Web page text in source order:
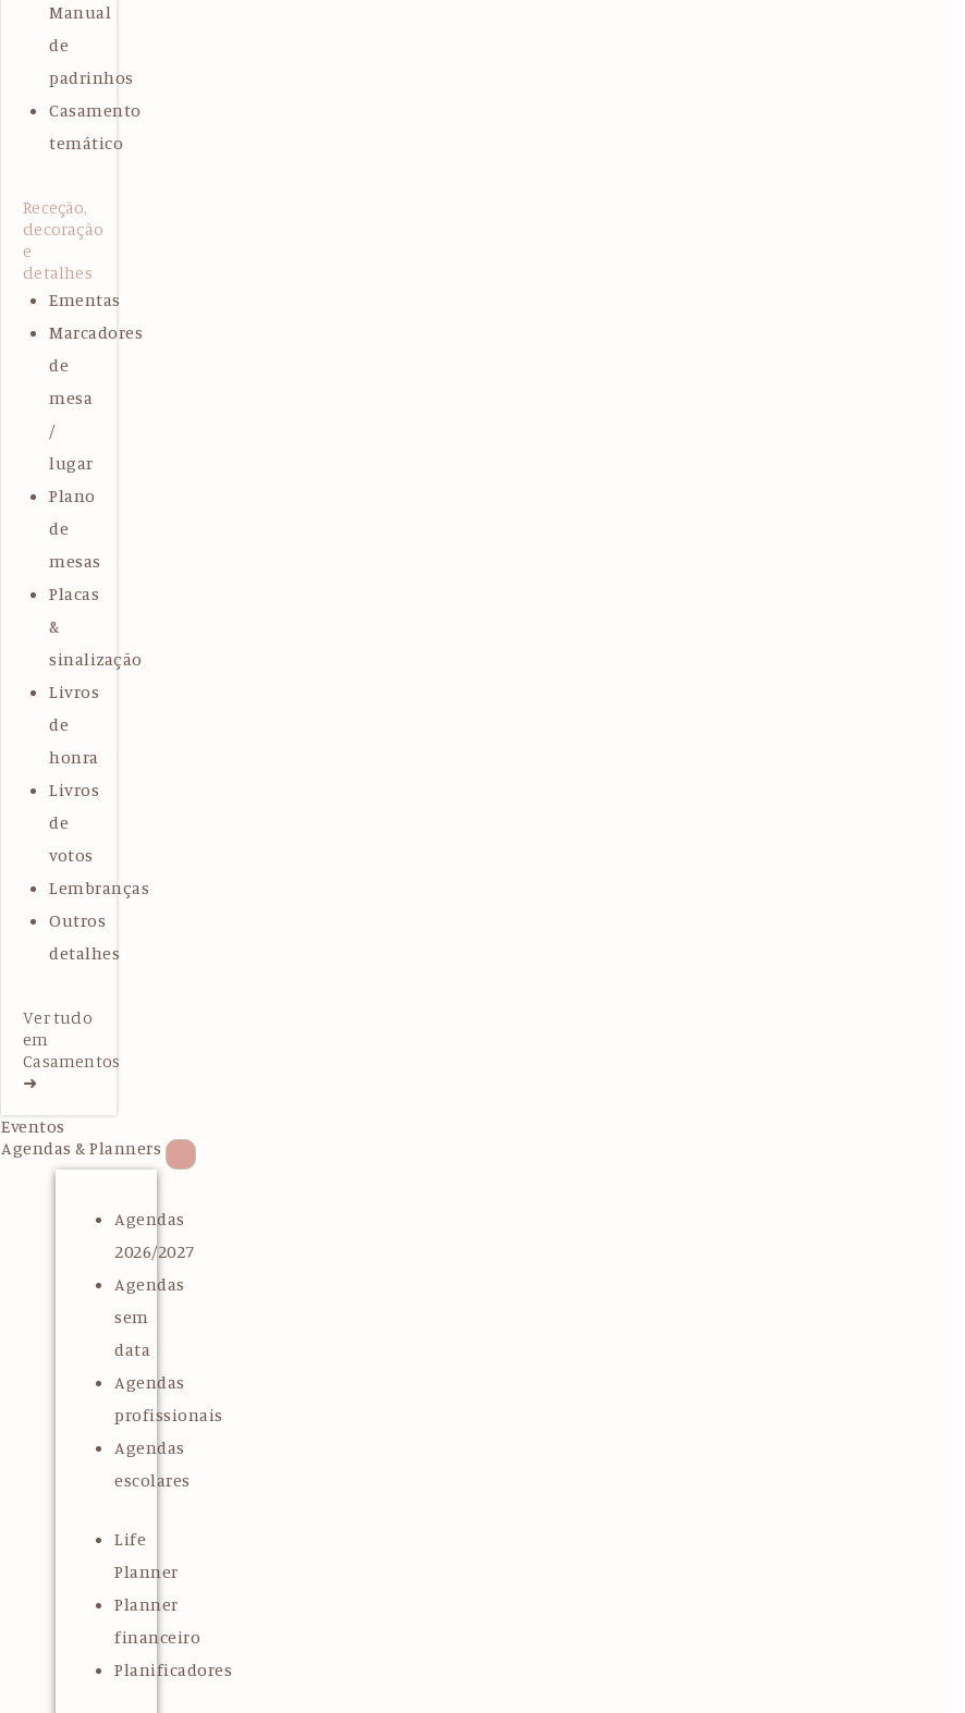
Manual
de
padrinhos
Casamento
temático
Receção,
decoração
e
detalhes
Ementas
Marcadores
de
mesa
/
lugar
Plano
de
mesas
Placas
&
sinalização
Livros
de
honra
Livros
de
votos
Lembranças
Outros
detalhes
Ver tudo
em
Casamentos
➜
Eventos
Agendas & Planners
Agendas
2026/2027
Agendas
sem
data
Agendas
profissionais
Agendas
escolares
Life
Planner
Planner
financeiro
Planificadores